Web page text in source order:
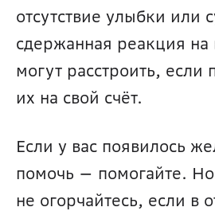
отсутствие улыбки или
сдержанная реакция
могут расстроить, если
их на свой счёт.
Если у вас появилось
помочь — помогайте.
не огорчайтесь, если в